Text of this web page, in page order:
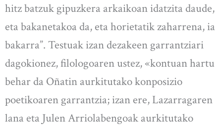
hitz batzuk gipuzkera arkaikoan idatzita daude,
eta bakanetakoa da, eta horietatik zaharrena, ia
bakarra”. Testuak izan dezakeen garrantziari
dagokionez, filologoaren ustez, «kontuan hartu
behar da Oñatin aurkitutako konposizio
poetikoaren garrantzia; izan ere, Lazarragaren
lana eta Julen Arriolabengoak aurkitutako